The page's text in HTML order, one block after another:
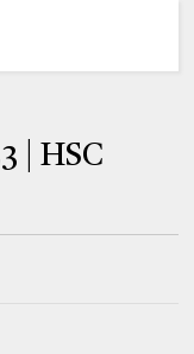
| HSC